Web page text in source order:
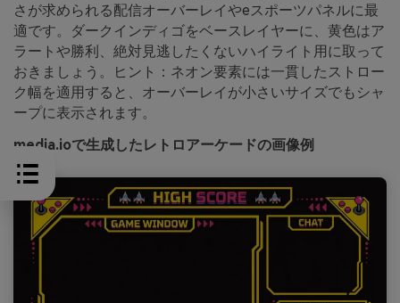
さが求められる配信オーバーレイやeスポーツパネルに最
適です。ダークインディゴをベースレイヤーに、黄色はア
ラートや勝利、絶対見逃したくないハイライト用に取って
おきましょう。ヒント：ネオン要素には一貫したストロー
ク幅を適用すると、オーバーレイが小さいサイズでもシャ
ープに表示されます。
media.ioで生成したレトロアーケードの画像例